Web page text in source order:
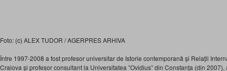
Foto: (c) ALEX TUDOR / AGERPRES ARHIVA
Între 1997-2008 a fost profesor universitar de Istorie contemporană și Relații
Craiova și profesor consultant la Universitatea ”Ovidius” din Constanța (din